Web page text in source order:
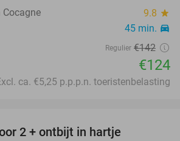
9.8 star
45 min. directions_car
Regulier €142
€124
ca. €5,25 p.p.p.n. toeristenbelasting
2 + ontbijt in hartje